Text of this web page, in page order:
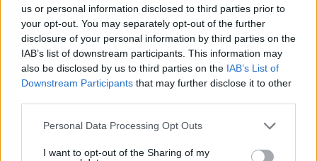
us or personal information disclosed to third parties prior to
your opt-out. You may separately opt-out of the further
disclosure of your personal information by third parties on the
IAB’s list of downstream participants. This information may
also be disclosed by us to third parties on the IAB’s List of
Downstream Participants that may further disclose it to other
Please note that this website/app uses one or more Google
not limited to your visit or usage behaviour. You may click to
Personal Data Processing Opt Outs
I want to opt-out of the Sharing of my